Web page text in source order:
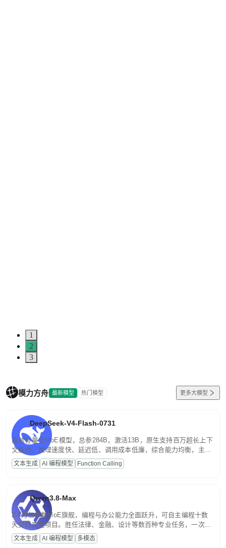
1
2
3
模力方舟 最新模型 热门模型 更多大模型
DeepSeek-V4-Flash-0731
高效轻量化MoE模型，总参284B，激活13B，原生支持百万超长上下
文能力。推理速度快、延迟低、调用成本低廉，综合能力均衡，主打
高并发、轻量化任务，适合日常对话、内容创作、基础 RAG、批量
文案处理等普惠刚需场景。
文本生成 AI 编程模型 Function Calling
Qwen3.8-Max
2.4万亿参数MoE旗舰，编程与办公能力全面跃升，可自主编程十数
天交付完整项目。胜任法律、金融、设计等数百种专业任务，一次对
话端到端交付生产级成果。原生视觉理解贯穿规划、执行与验证全流
程，支持超长文档与长视频的深度语义解析。长程任务中自主规划与
文本生成 AI 编程模型 多模态